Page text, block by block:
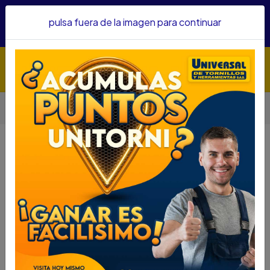
confianza&nbsp;Recibe un KIT PARRILLERO por compras
Inicio Automotriz
Gatos Hidraulicos
GATO UYUSTOOLS 10 TON GAB210
GATO UYUSTOOLS 10 TON GAB210
GATO UYUSTOOLS 10 TON GAB210
SKU.....61630010
DESCRIPCIÓN....
pulsa fuera de la imagen para continuar